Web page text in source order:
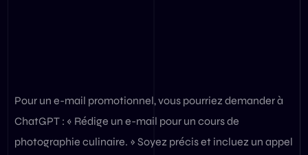
Pour un e-mail promotionnel, vous pourriez demander à
ChatGPT : « Rédige un e-mail pour un cours de
photographie culinaire. » Soyez précis et incluez un appel